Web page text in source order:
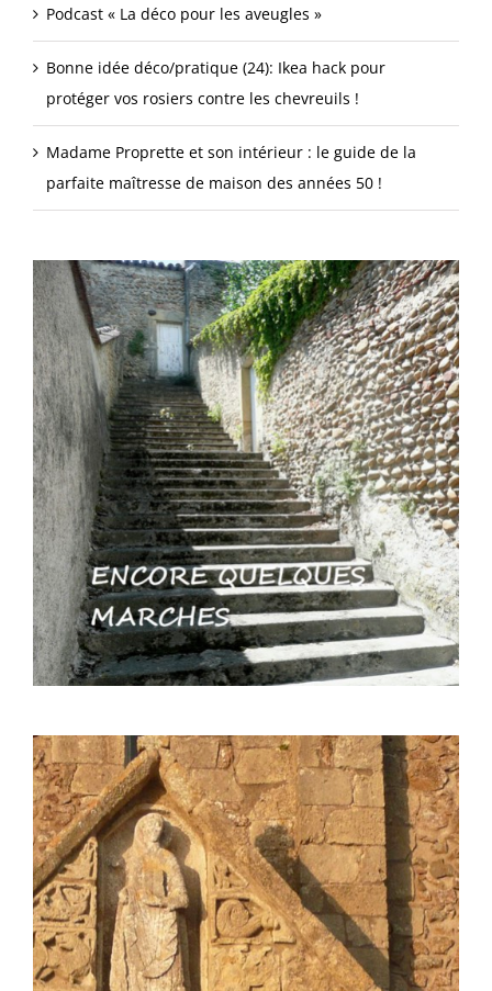
Podcast « La déco pour les aveugles »
Bonne idée déco/pratique (24): Ikea hack pour
protéger vos rosiers contre les chevreuils !
Madame Proprette et son intérieur : le guide de la
parfaite maîtresse de maison des années 50 !